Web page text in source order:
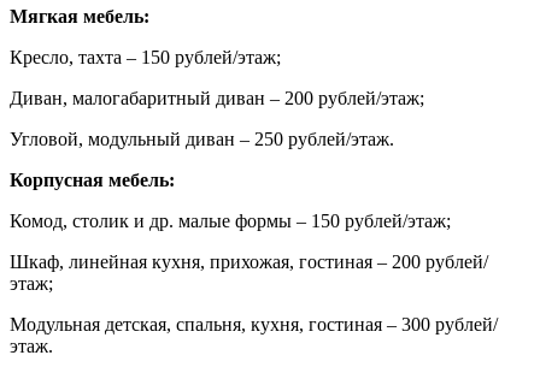
Мягкая мебель:
Кресло, тахта – 150 рублей/этаж;
Диван, малогабаритный диван – 200 рублей/этаж;
Угловой, модульный диван – 250 рублей/этаж.
Корпусная мебель:
Комод, столик и др. малые формы – 150 рублей/этаж;
Шкаф, линейная кухня, прихожая, гостиная – 200 рублей/
этаж;
Модульная детская, спальня, кухня, гостиная – 300 рублей/
этаж.